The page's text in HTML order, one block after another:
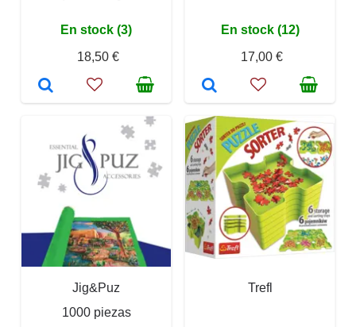
En stock (3)
18,50 €
En stock (12)
17,00 €
Jig&Puz
1000 piezas
Trefl